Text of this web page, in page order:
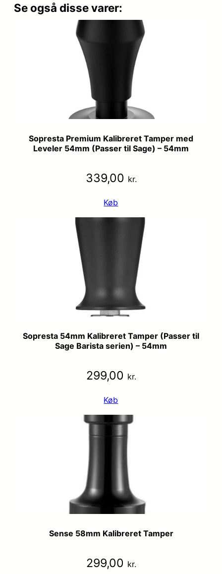
Se også disse varer:
Sopresta Premium Kalibreret Tamper med
Leveler 54mm (Passer til Sage) – 54mm
339,00 kr.
Køb
Sopresta 54mm Kalibreret Tamper (Passer til
Sage Barista serien) – 54mm
299,00 kr.
Køb
Sense 58mm Kalibreret Tamper
299,00 kr.